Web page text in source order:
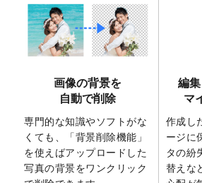
2025/6/9
「背景削除機能
」を
2025/4/3
DMのデザインテンプ
た。
を追加しました。
マスキングテープのデ
を追加しました。
2025/1/15
配置できるデータ形式
（pdf、psd、eps、tif
2024/12/24
2025年版4月始まりの
画像の背景を
自動で削除
専門的な知識やソフトがな
くても、「背景削除機能」
を使えばアップロードした
写真の背景をワンクリック
編
マ
作成し
ージに
タの紛
替えな